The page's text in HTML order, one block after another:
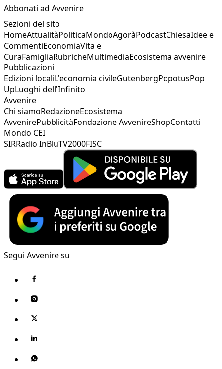
Abbonati ad Avvenire
Sezioni del sito
HomeAttualitàPoliticaMondoAgoràPodcastChiesaIdee e
CommentiEconomiaVita e
CuraFamigliaRubricheMultimediaEcosistema avvenire
Pubblicazioni
Edizioni localiL'economia civileGutenbergPopotusPop
UpLuoghi dell'Infinito
Avvenire
Chi siamoRedazioneEcosistema
AvvenirePubblicitàFondazione AvvenireShopContatti
Mondo CEI
SIRRadio InBluTV2000FISC
Segui Avvenire su